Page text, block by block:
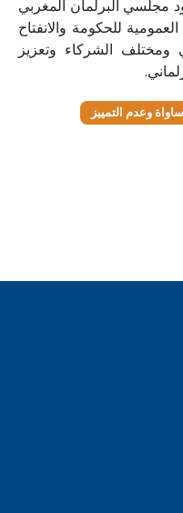
مجلسي البرلمان المغربي
للحكومة والانفتاح
ومختلف الشركاء وتعزيز
وعدم التمييز